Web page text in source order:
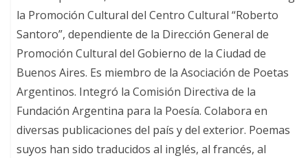
la Promoción Cultural del Centro Cultural “Roberto
Santoro”, dependiente de la Dirección General de
Promoción Cultural del Gobierno de la Ciudad de
Buenos Aires. Es miembro de la Asociación de Poetas
Argentinos. Integró la Comisión Directiva de la
Fundación Argentina para la Poesía. Colabora en
diversas publicaciones del país y del exterior. Poemas
suyos han sido traducidos al inglés, al francés, al